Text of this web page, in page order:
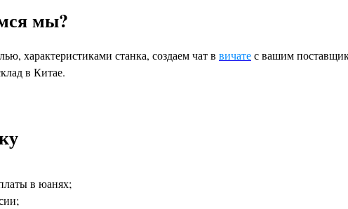
мы?
характеристиками станка, создаем чат в вичатес вашим
в Китае.
в юанях;